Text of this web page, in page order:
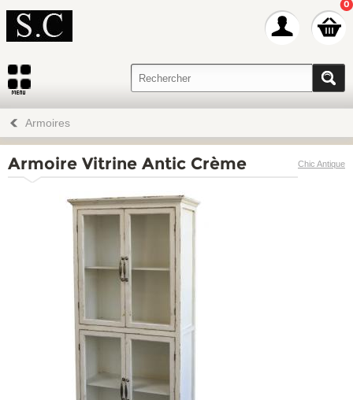
0
Armoires
Chic Antique
Armoire Vitrine Antic Crème